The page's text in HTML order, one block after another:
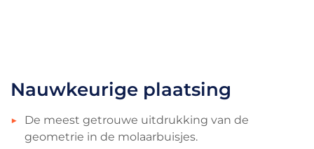
Nauwkeurige plaatsing
De meest getrouwe uitdrukking van de
geometrie in de molaarbuisjes.